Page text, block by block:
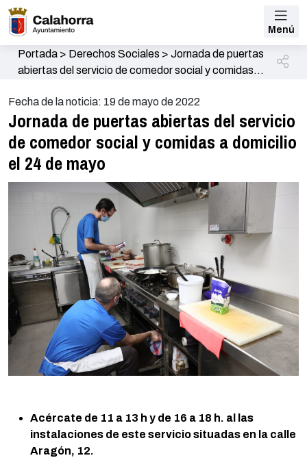
Menú
Portada> Derechos Sociales > Jornada de puertas
abiertas del servicio de comedor social y comidas a
Fecha de la noticia: 19 de mayo de 2022
Jornada de puertas abiertas del servicio
de comedor social y comidas a domicilio
el 24 de mayo
Acércate de 11 a 13 h y de 16 a 18 h. al las
instalaciones de este servicio situadas en la calle
Aragón, 12.